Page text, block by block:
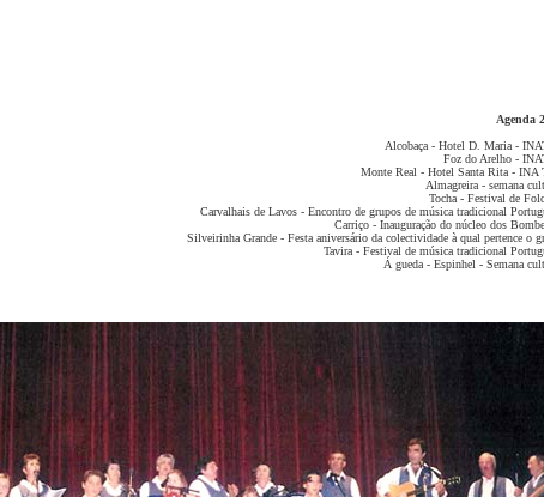
Agenda
Alcobaça - Hotel D. Maria -
Foz do Arelho -
Monte Real - Hotel Santa Rita - INA
Almagreira - semana
Tocha - Festival de
Carvalhais de Lavos - Encontro de grupos de música tradicional
Carriço - Inauguração do núcleo dos
Silveirinha Grande - Festa aniversário da colectividade à qual pertence o
Tavira - Festival de música tradicional
Á gueda - Espinhel - Semana